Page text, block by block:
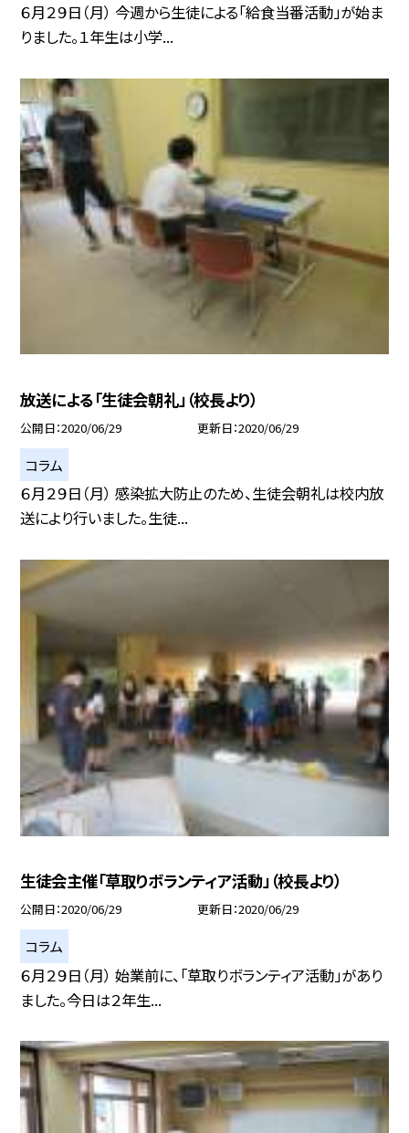
６月２９日（月） 今週から生徒による「給食当番活動」が始ま
りました。１年生は小学...
放送による「生徒会朝礼」（校長より）
公開日 2020/06/29 更新日 2020/06/29
コラム
６月２９日（月） 感染拡大防止のため、生徒会朝礼は校内放
送により行いました。生徒...
生徒会主催「草取りボランティア活動」（校長より）
公開日 2020/06/29 更新日 2020/06/29
コラム
６月２９日（月） 始業前に、「草取りボランティア活動」があり
ました。今日は２年生...